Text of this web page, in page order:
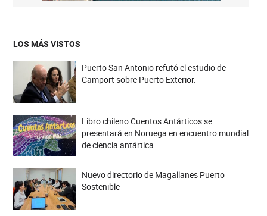
LOS MÁS VISTOS
Puerto San Antonio refutó el estudio de
Camport sobre Puerto Exterior.
Libro chileno Cuentos Antárticos se
presentará en Noruega en encuentro mundial
de ciencia antártica.
Nuevo directorio de Magallanes Puerto
Sostenible